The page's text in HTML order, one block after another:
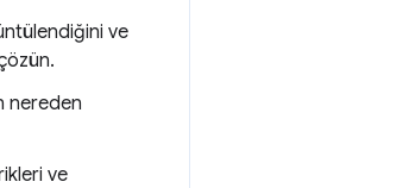
ve
nereden
ve